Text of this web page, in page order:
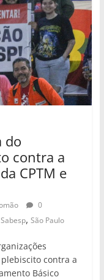
do
contra a
CPTM e
0
Sabesp, São Paulo
contra a
Básico